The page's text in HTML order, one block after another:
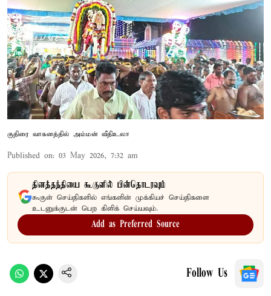
குதிரை வாகனத்தில் அம்மன் வீதிஉலா
Published on: 03 May 2026, 7:32 am
தினத்தந்தியை கூகுளில் பின்தொடரவும்
கூகுள் செய்திகளில் எங்களின் முக்கியச் செய்திகளை
உடனுக்குடன் பெற கிளிக் செய்யவும்.
Add as Preferred Source
Follow Us